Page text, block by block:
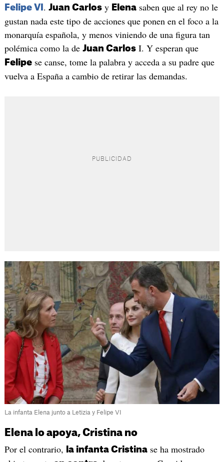
Felipe VI . Juan Carlosy Elenasaben que al rey no le
gustan nada este tipo de acciones que ponen en el foco a la
monarquía española, y menos viniendo de una figura tan
polémica como la de Juan CarlosI. Y esperan que
Felipese canse, tome la palabra y acceda a su padre que
vuelva a España a cambio de retirar las demandas.
La infanta Elena junto a Letizia y Felipe VI
Elena lo apoya, Cristina no
Por el contrario, la infanta Cristinase ha mostrado